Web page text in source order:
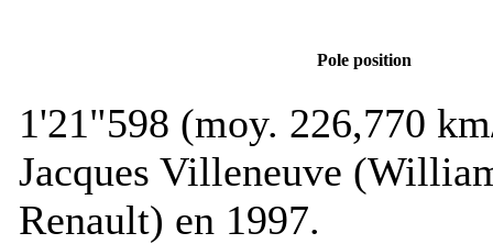
Pole position
1'21"598 (moy. 226,770
Jacques Villeneuve
Renault) en 1997.